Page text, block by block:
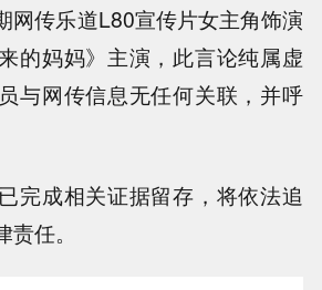
网传乐道L80宣传片女主角饰演
的妈妈》主演，此言论纯属虚
与网传信息无任何关联，并呼
完成相关证据留存，将依法追
任。